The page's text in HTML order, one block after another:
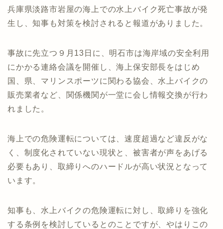
兵庫県淡路市岩屋の海上での水上バイク死亡事故が発
生し、知事も対策を検討されると報道がありました。
事故に先立つ９月13日に、明石市は海岸域の安全利用
にかかる連絡会議を開催し、海上保安部長をはじめ
国、県、マリンスポーツに関わる協会、水上バイクの
販売業者など、関係機関が一堂に会し情報交換が行わ
れました。
海上での危険運転については、速度超過など違反がな
く、制度化されていない現状と、被害者が声をあげる
必要もあり、取締りへのハードルが高い状況となって
います。
知事も、水上バイクの危険運転に対し、取締りを強化
する条例を検討しているとのことですが、やはりこの